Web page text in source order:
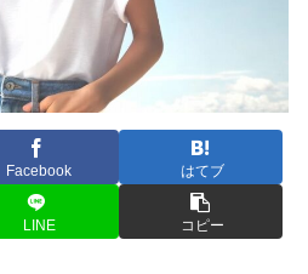
Facebook はてブ
LINE コピー